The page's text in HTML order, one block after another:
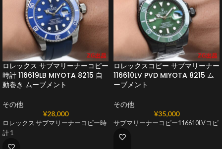
ロレックス サブマリーナーコピー
時計 116619LB MIYOTA 8215 自
動巻き ムーブメント
その他
¥28,000
ロレックス サブマリーナーコピー時
計 1
ロレックスコピー サブマリーナー
116610LV PVD MIYOTA 8215 ム
ーブメント
その他
¥35,000
サブマリーナーコピー116610LVコピ